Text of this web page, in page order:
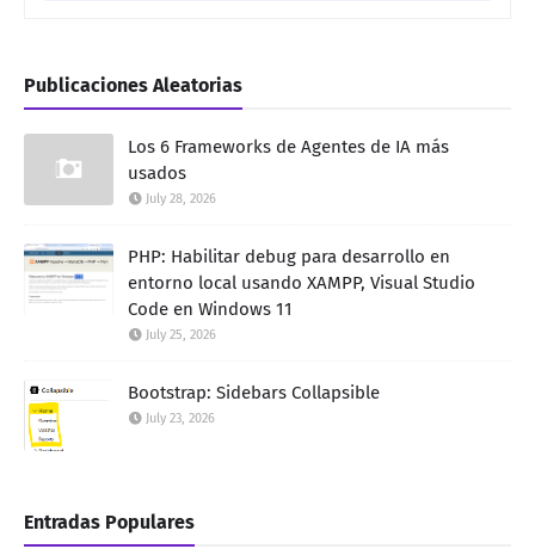
Publicaciones Aleatorias
Los 6 Frameworks de Agentes de IA más
usados
July 28, 2026
PHP: Habilitar debug para desarrollo en
entorno local usando XAMPP, Visual Studio
Code en Windows 11
July 25, 2026
Bootstrap: Sidebars Collapsible
July 23, 2026
Entradas Populares